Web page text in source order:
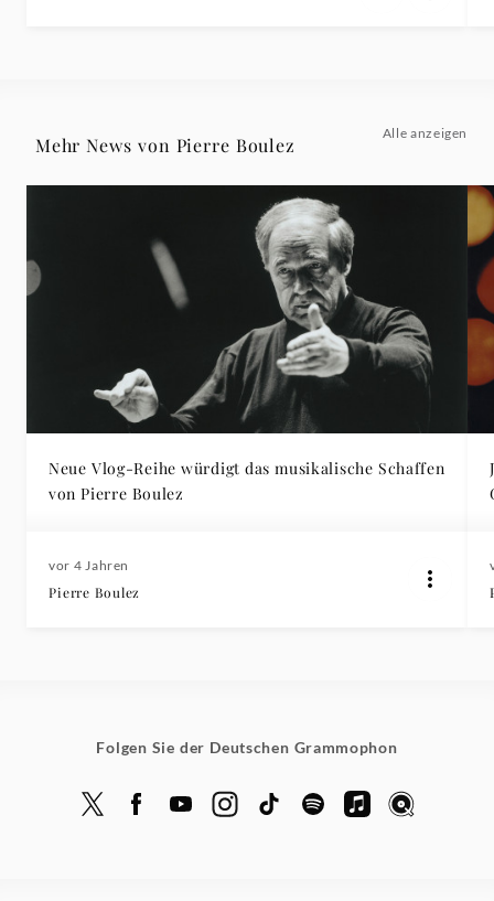
Mehr News von Pierre Boulez
Alle anzeigen
Neue Vlog-Reihe würdigt das musikalische Schaffen
von Pierre Boulez
vor 4 Jahren
Pierre Boulez
Folgen Sie der Deutschen Grammophon